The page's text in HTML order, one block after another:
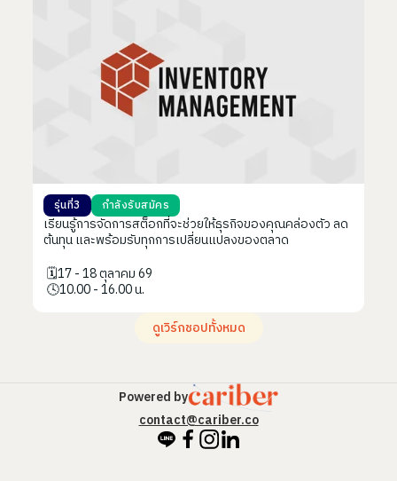
รุ่นที่3 กำลังรับสมัคร
เรียนรู้การจัดการสต็อกที่จะช่วยให้ธุรกิจของคุณคล่องตัว ลด
ต้นทุน และพร้อมรับทุกการเปลี่ยนแปลงของตลาด
️️🗓️️17 - 18 ตุลาคม 69
️️🕓10.00 - 16.00 น.
ดูเวิร์กชอปทั้งหมด
Powered by
contact@cariber.co